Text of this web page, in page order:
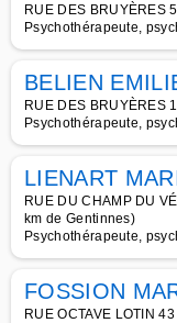
RUE DES BRUYÈRES
Psychothérapeute,
BELIEN
RUE DES BRUYÈRES
Psychothérapeute,
LIENART
RUE DU CHAMP DU
km de Gentinnes)
Psychothérapeute,
FOSSION
RUE OCTAVE LOTIN